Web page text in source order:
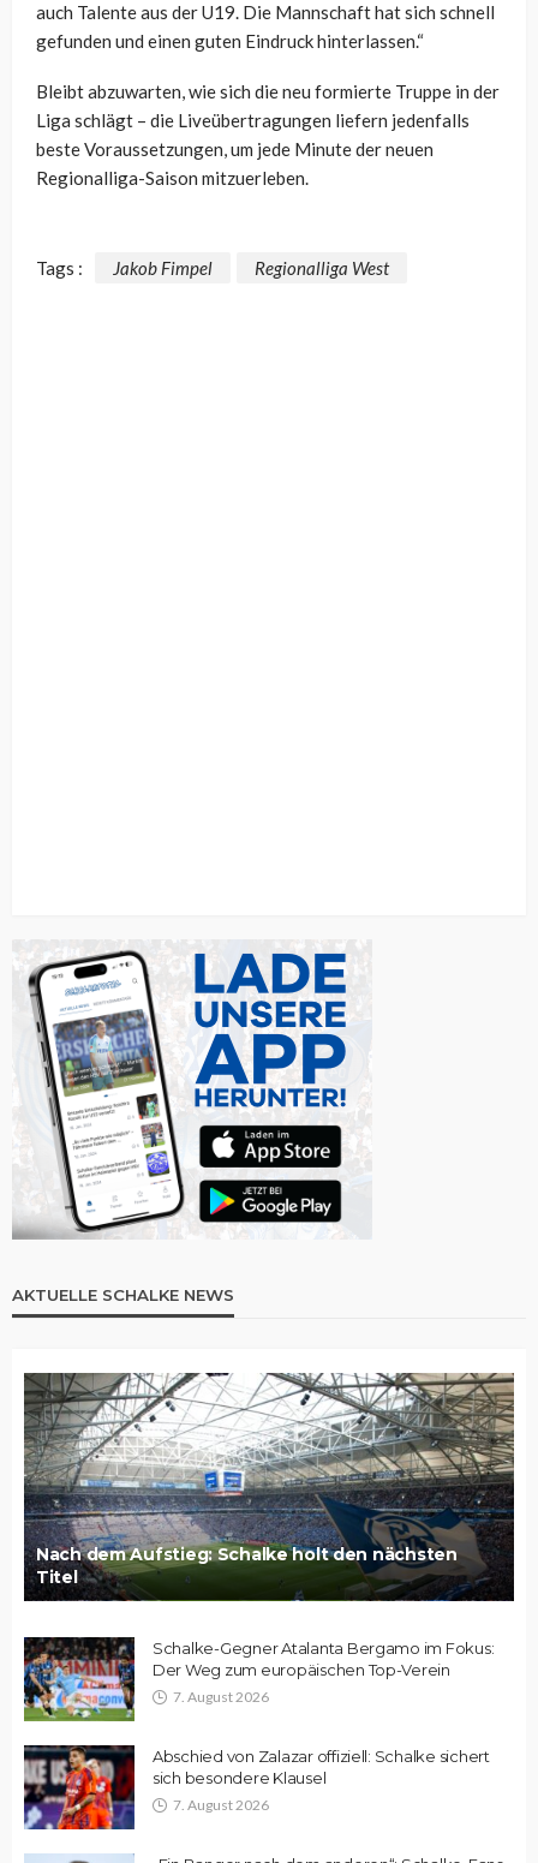
auch Talente aus der U19. Die Mannschaft hat sich schnell
gefunden und einen guten Eindruck hinterlassen.“
Bleibt abzuwarten, wie sich die neu formierte Truppe in der
Liga schlägt – die Liveübertragungen liefern jedenfalls
beste Voraussetzungen, um jede Minute der neuen
Regionalliga-Saison mitzuerleben.
Tags : Jakob Fimpel Regionalliga West
AKTUELLE SCHALKE NEWS
Nach dem Aufstieg: Schalke holt den nächsten
Titel
Schalke-Gegner Atalanta Bergamo im Fokus:
Der Weg zum europäischen Top-Verein
7. August 2026
Abschied von Zalazar offiziell: Schalke sichert
sich besondere Klausel
7. August 2026